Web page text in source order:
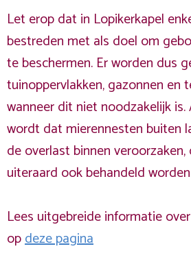
Let erop dat in Lopikerkapel
bestreden met als doel om
te beschermen. Er worden dus
tuinoppervlakken, gazonnen en
wanneer dit niet noodzakelijk
wordt dat mierennesten buiten
de overlast binnen
uiteraard ook behandeld
Lees uitgebreide informatie
opdeze pagina